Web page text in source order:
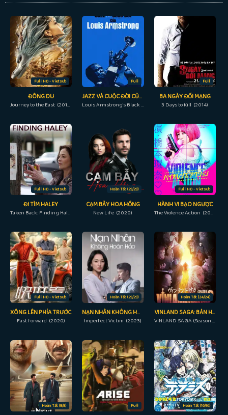
Full HD - Vietsub
ĐÔNG DU
Journey to the East (2019)
Full
JAZZ VÀ CUỘC ĐỜI CỦA LOUIS ARMSTRONG
Louis Armstrong's Black & Blue (2022)
Full
BA NGÀY ĐỔI MẠNG
3 Days to Kill (2014)
Full HD - Vietsub
ĐI TÌM HALEY
Taken Back: Finding Haley (2012)
Hoàn Tất (29/29)
CẠM BẪY HOA HỒNG
New Life (2020)
Full HD - Vietsub
HÀNH VI BẠO NGƯỢC
The Violence Action (2022)
Full HD - Vietsub
XÔNG LÊN PHÍA TRƯỚC
Fast forward (2020)
Hoàn Tất (29/29)
NẠN NHÂN KHÔNG HOÀN HẢO
Imperfect Victim (2023)
Hoàn Tất (24/24)
VINLAND SAGA: BẢN HÙNG CA VIKING (PHẦN 2)
VINLAND SAGA (Season 2) (2023)
Hoàn Tất (8/8) Full Hoàn Tất (16/16)